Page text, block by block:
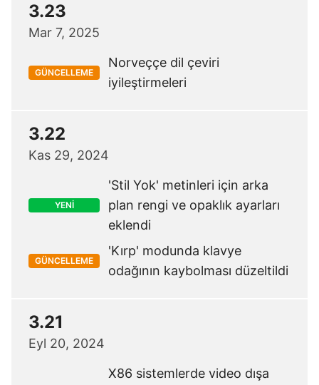
3.23
Mar 7, 2025
GÜNCELLEME
Norveççe dil çeviri
iyileştirmeleri
3.22
Kas 29, 2024
YENİ
'Stil Yok' metinleri için arka
plan rengi ve opaklık ayarları
eklendi
GÜNCELLEME
'Kırp' modunda klavye
odağının kaybolması düzeltildi
3.21
Eyl 20, 2024
X86 sistemlerde video dışa